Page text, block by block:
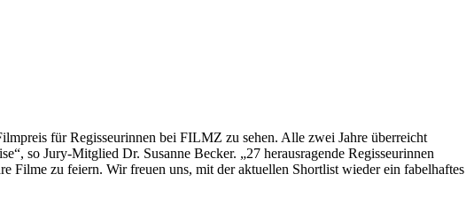
für Regisseurinnen bei FILMZ zu sehen. Alle zwei Jahre überreicht
so Jury-Mitglied Dr. Susanne Becker. „27 herausragende Regisseurinnen
zu feiern. Wir freuen uns, mit der aktuellen Shortlist wieder ein fabelhaftes